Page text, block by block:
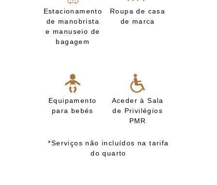
Estacionamento
de manobrista
e manuseio de
bagagem
Roupa de casa
de marca
Equipamento
para bebés
Aceder à Sala
de Privilégios
PMR
*Serviços não incluídos na tarifa
do quarto